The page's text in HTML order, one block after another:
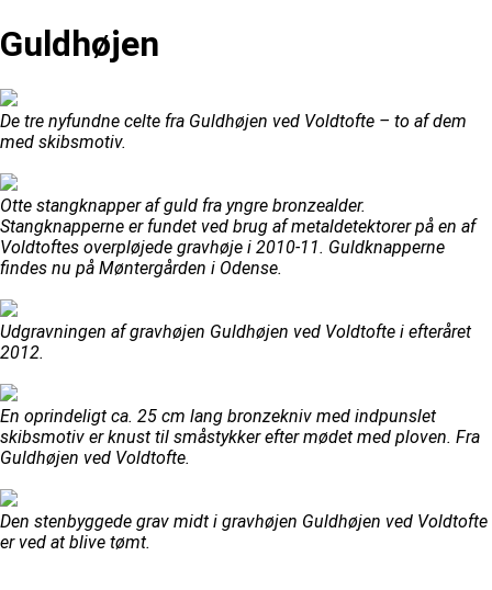
Guldhøjen
De tre nyfundne celte fra Guldhøjen ved Voldtofte – to af dem
med skibsmotiv.
Otte stangknapper af guld fra yngre bronzealder.
Stangknapperne er fundet ved brug af metaldetektorer på en af
Voldtoftes overpløjede gravhøje i 2010-11. Guldknapperne
findes nu på Møntergården i Odense.
Udgravningen af gravhøjen Guldhøjen ved Voldtofte i efteråret
2012.
En oprindeligt ca. 25 cm lang bronzekniv med indpunslet
skibsmotiv er knust til småstykker efter mødet med ploven. Fra
Guldhøjen ved Voldtofte.
Den stenbyggede grav midt i gravhøjen Guldhøjen ved Voldtofte
er ved at blive tømt.